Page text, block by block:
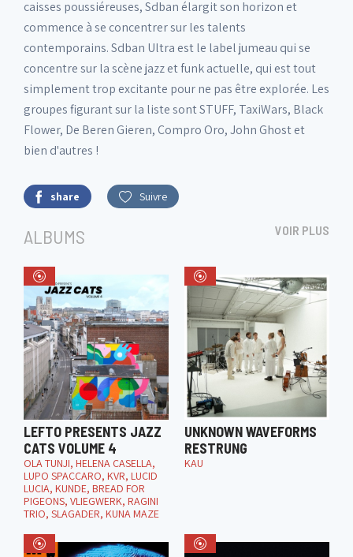
caisses poussiéreuses, Sdban élargit son horizon et
commence à se concentrer sur les talents
contemporains. Sdban Ultra est le label jumeau qui se
concentre sur la scène jazz et funk actuelle, qui est tout
simplement trop excitante pour ne pas être explorée. Les
groupes figurant sur la liste sont STUFF, TaxiWars, Black
Flower, De Beren Gieren, Compro Oro, John Ghost et
bien d'autres !
share Suivre
ALBUMS VOIR PLUS
LEFTO PRESENTS JAZZ
CATS VOLUME 4
OLA TUNJI, HELENA CASELLA,
LUPO SPACCARO, KVR, LUCID
LUCIA, KUNDE, BREAD FOR
PIGEONS, VLIEGWERK, RAGINI
TRIO, SLAGADER, KUNA MAZE
UNKNOWN WAVEFORMS
RESTRUNG
KAU